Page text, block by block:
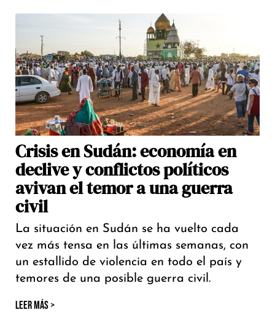
Crisis en Sudán: economía en
declive y conflictos políticos
avivan el temor a una guerra
civil
La situación en Sudán se ha vuelto cada
vez más tensa en las últimas semanas, con
un estallido de violencia en todo el país y
temores de una posible guerra civil.
LEER MÁS >